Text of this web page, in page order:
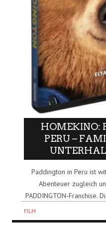
HOMEKINO:
PERU –
Paddington in Peru ist
Abenteuer zugleich
PADDINGTON-Franchise.
FILM